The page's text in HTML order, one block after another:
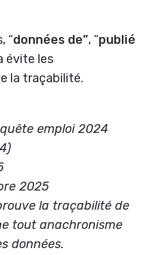
“données de”, “publié
évite les
la traçabilité.
emploi 2024
2025
la traçabilité de
tout anachronisme
données.